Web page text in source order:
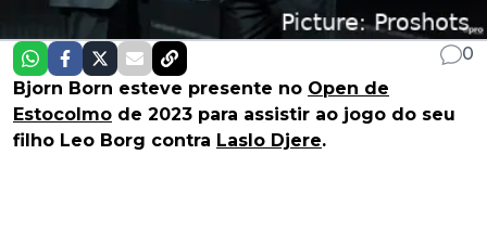
0
Bjorn Born esteve presente no Open de
Estocolmo de 2023 para assistir ao jogo do seu
filho Leo Borg contra Laslo Djere.